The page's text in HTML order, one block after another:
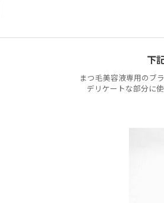
下
まつ毛美容液専用のブ
デリケートな部分に